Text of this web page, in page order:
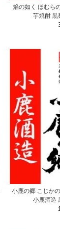
焔の如く ほむら
芋焼酎 黒
小鹿の郷 こじか
小鹿酒造